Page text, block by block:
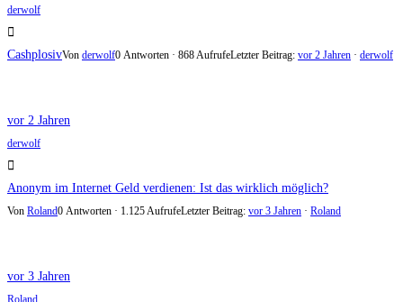
derwolf
CashplosivVon derwolf0 Antworten · 868 AufrufeLetzter Beitrag: vor 2 Jahren · derwolf
vor 2 Jahren
derwolf
Anonym im Internet Geld verdienen: Ist das wirklich möglich?
Von Roland0 Antworten · 1.125 AufrufeLetzter Beitrag: vor 3 Jahren · Roland
vor 3 Jahren